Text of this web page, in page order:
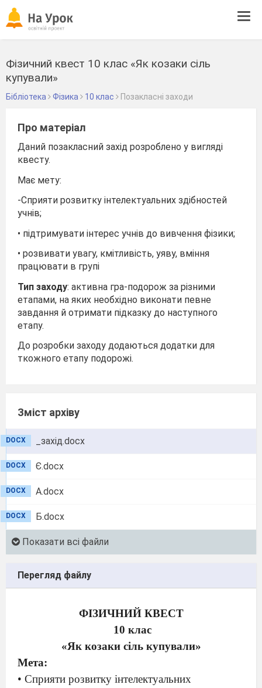
Фізичний квест 10 клас «Як козаки сіль
купували»
Бібліотека Фізика 10 клас Позакласні заходи
Про матеріал
Даний позакласний захід розроблено у вигляді
квесту.
Має мету:
-Сприяти розвитку інтелектуальних здібностей
учнів;
• підтримувати інтерес учнів до вивчення фізики;
• розвивати увагу, кмітливість, уяву, вміння
працювати в групі
Тип заходу: активна гра-подорож за різними
етапами, на яких необхідно виконати певне
завдання й отримати підказку до наступного
етапу.
До розробки заходу додаються додатки для
ткожного етапу подорожі.
Зміст архіву
_захід.docx
DOCX
Є.docx
DOCX
А.docx
DOCX
Б.docx
DOCX
Показати всі файли
Перегляд файлу
ФІЗИЧНИЙ КВЕСТ
10 клас
«Як козаки сіль купували»
Мета:
• Сприяти розвитку інтелектуальних